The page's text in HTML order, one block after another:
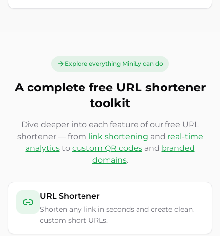
Explore everything MiniLy can do
A complete free URL shortener
toolkit
Dive deeper into each feature of our free URL
shortener — from link shortening and real-time
analytics to custom QR codes and branded
domains.
URL Shortener
Shorten any link in seconds and create clean,
custom short URLs.